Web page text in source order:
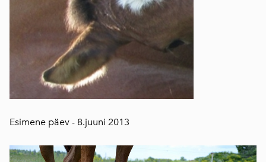
Esimene päev - 8.juuni 2013